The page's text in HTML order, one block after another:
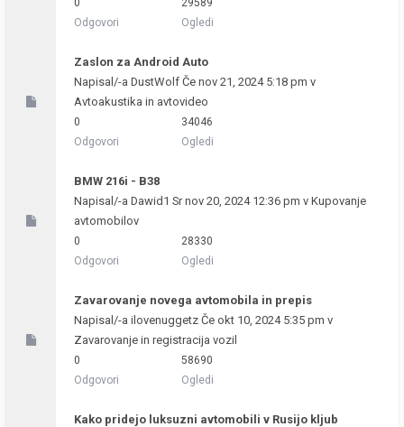
0
Odgovori
29589
Ogledi
Zaslon za Android Auto
Napisal/-a DustWolf Če nov 21, 2024 5:18 pm v
Avtoakustika in avtovideo
0
Odgovori
34046
Ogledi
BMW 216i - B38
Napisal/-a Dawid1 Sr nov 20, 2024 12:36 pm v Kupovanje
avtomobilov
0
Odgovori
28330
Ogledi
Zavarovanje novega avtomobila in prepis
Napisal/-a ilovenuggetz Če okt 10, 2024 5:35 pm v
Zavarovanje in registracija vozil
0
Odgovori
58690
Ogledi
Kako pridejo luksuzni avtomobili v Rusijo kljub